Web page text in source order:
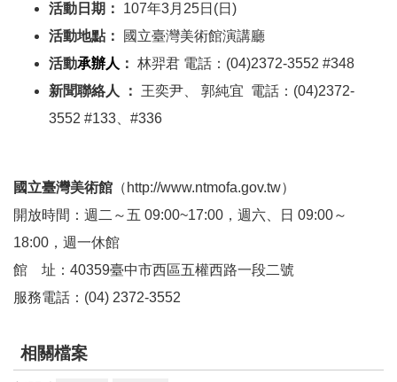
e
o
o
Y
u
活動日期： 107年3月 25日 (日 )
活動地點：
國立臺灣美術館演講廳
活動承辦人 ： 林羿君 電話： (04)2372-3552 #348
新聞聯絡人
： 王奕尹、 郭純宜 電話： (04)2372-
3552 #133、 #336
國立臺灣美術館 （ http://www.ntmofa.gov.tw）
開放時間：週二～五 09:00~17:00 ，週六、日 09:00～
18:00 ，週一休館
館
址： 40359臺中市西區五權西路一段二號
服務電話： (04) 2372-3552
相關檔案